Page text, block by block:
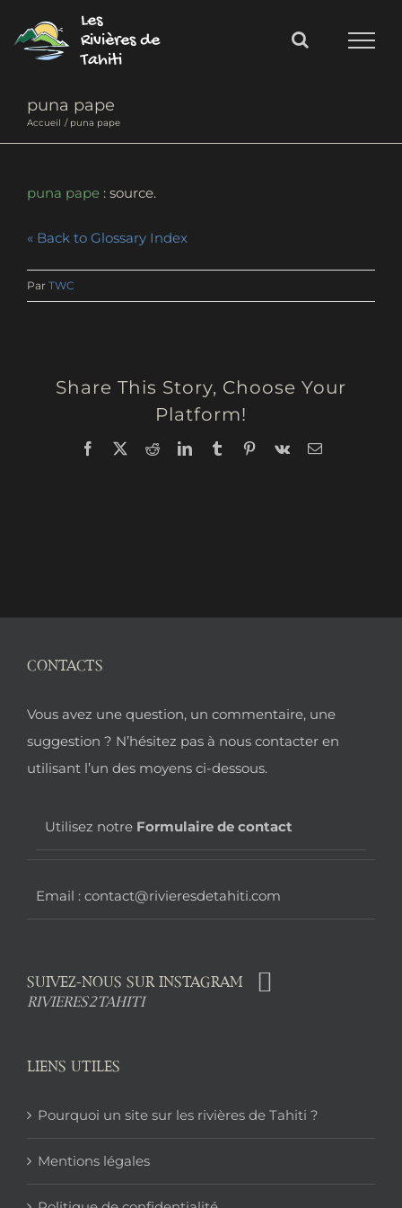
au
contenu
Les
Rivières de
Tahiti
puna pape
Accueil puna pape
puna pape : source.
« Back to Glossary Index
Par TWC
Share This Story, Choose Your
Platform!
Facebook
X RedditLinkedInTumblrPinterest
Vk Email
Pied
de
page
CONTACTS
Vous avez une question, un commentaire, une
suggestion ? N’hésitez pas à nous contacter en
utilisant l’un des moyens ci-dessous.
Utilisez notre Formulaire de contact
Email : contact@rivieresdetahiti.com
SUIVEZ-NOUS SUR INSTAGRAM
RIVIERES2TAHITI
LIENS UTILES
Pourquoi un site sur les rivières de Tahiti ?
Mentions légales